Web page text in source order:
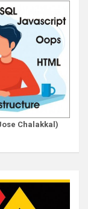
Chalakkal)